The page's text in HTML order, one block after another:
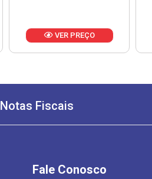
VER PREÇO
Notas Fiscais
Fale Conosco